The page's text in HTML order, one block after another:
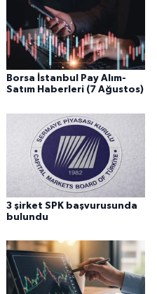
Borsa İstanbul Pay Alım-
Satım Haberleri (7 Ağustos)
3 şirket SPK başvurusunda
bulundu